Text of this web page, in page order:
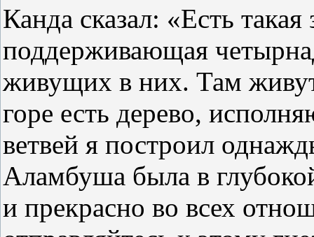
Канда сказал: «Есть
поддерживающая
живущих в них. Там
горе есть дерево,
ветвей я построил
Аламбуша была в
и прекрасно во всех